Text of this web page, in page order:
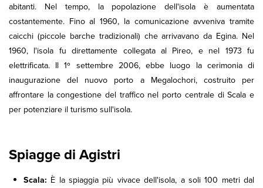
abitanti. Nel tempo, la popolazione dell'isola è aumentata
costantemente. Fino al 1960, la comunicazione avveniva tramite
caicchi (piccole barche tradizionali) che arrivavano da Egina. Nel
1960, l'isola fu direttamente collegata al Pireo, e nel 1973 fu
elettrificata. Il 1º settembre 2006, ebbe luogo la cerimonia di
inaugurazione del nuovo porto a Megalochori, costruito per
affrontare la congestione del traffico nel porto centrale di Scala e
per potenziare il turismo sull'isola.
Spiagge di Agistri
Scala: È la spiaggia più vivace dell'isola, a soli 100 metri dal